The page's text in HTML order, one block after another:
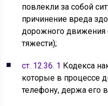
повлекли за собой
причинение вреда
дорожного движения
тяжести);
ст. 12.36. 1 Кодекса
которые в процессе
телефону, держа его в